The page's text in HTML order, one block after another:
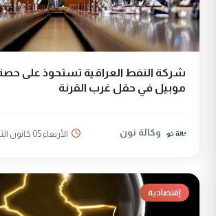
شركة النفط العراقية تستحوذ على
موبيل في حقل غرب القرنة
وكالة نون الأربعاء 05 كانون الثاني 2022
إقتصادية